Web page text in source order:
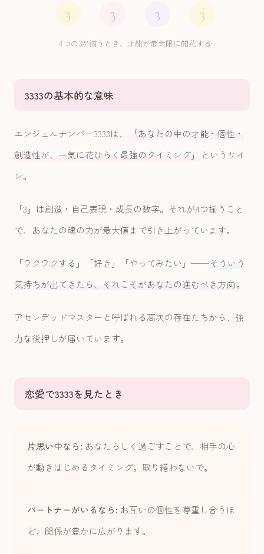
3 3 3 3
4つの3が揃うとき、才能が最大限に開花する
3333の基本的な意味
エンジェルナンバー3333は、
「あなたの中の才能・個性・
創造性が、一気に花ひらく最強のタイミング」
というサイ
ン。
「3」は創造・自己表現・成長の数字。それが4つ揃うこと
で、あなたの魂の力が最大値まで引き上がっています。
「ワクワクする」「好き」「やってみたい」——そういう
気持ちが出てきたら、それこそがあなたの進むべき方向。
アセンデッドマスターと呼ばれる高次の存在たちから、強
力な後押しが届いています。
恋愛で3333を見たとき
片思い中なら: あなたらしく過ごすことで、相手の心
が動きはじめるタイミング。取り繕わないで。
パートナーがいるなら: お互いの個性を尊重し合うほ
ど、関係が豊かに広がります。